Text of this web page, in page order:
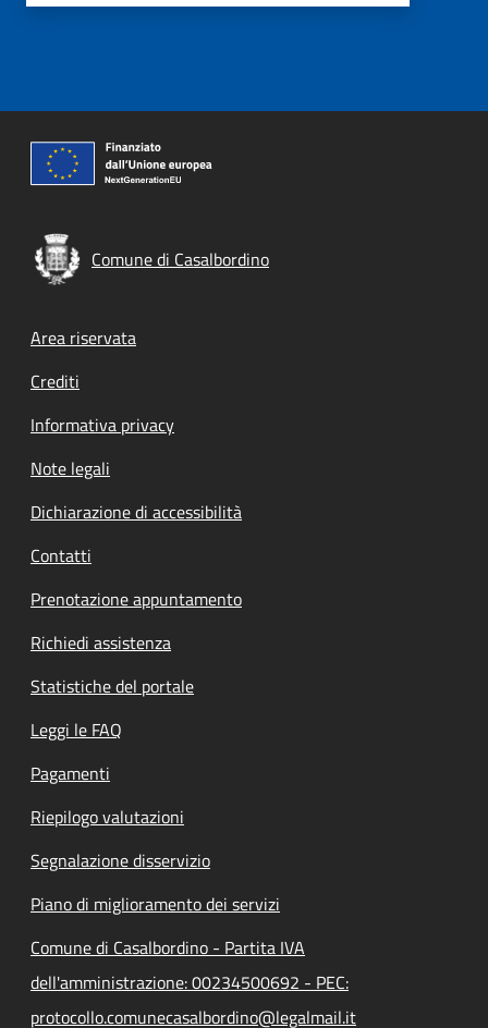
Comune di Casalbordino
Footer menu
Area riservata
Crediti
Informativa privacy
Note legali
Dichiarazione di accessibilità
Contatti
Prenotazione appuntamento
Richiedi assistenza
Statistiche del portale
Leggi le FAQ
Pagamenti
Riepilogo valutazioni
Segnalazione disservizio
Piano di miglioramento dei servizi
Comune di Casalbordino - Partita IVA
dell'amministrazione: 00234500692 - PEC:
protocollo.comunecasalbordino@legalmail.it